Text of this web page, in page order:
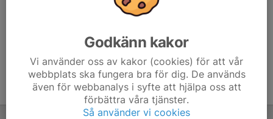
Godkänn kakor
Vi använder oss av kakor (cookies) för att vår
webbplats ska fungera bra för dig. De används
även för webbanalys i syfte att hjälpa oss att
förbättra våra tjänster.
Så använder vi cookies